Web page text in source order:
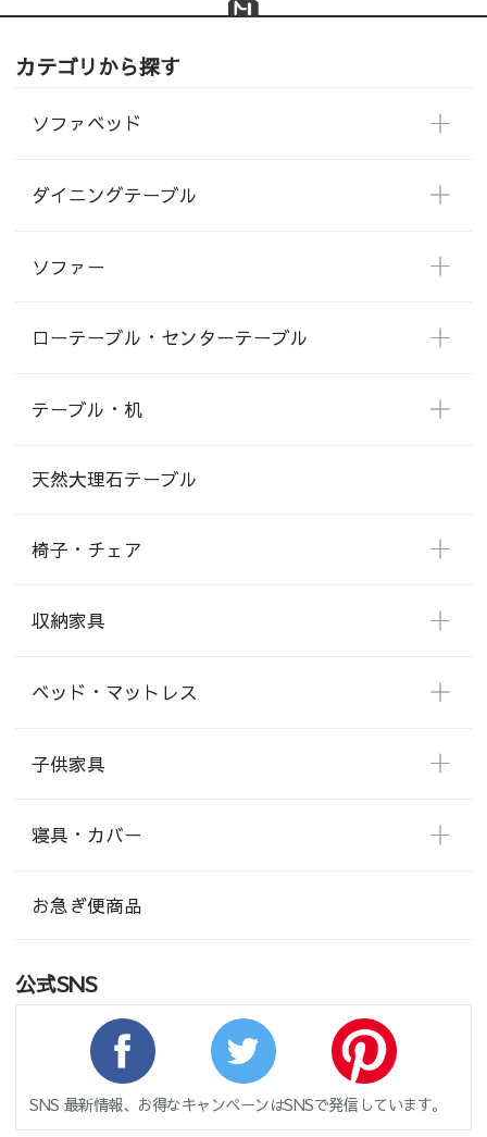
カテゴリから探す
ソファベッド
ダイニングテーブル
ソファー
ローテーブル・センターテーブル
テーブル・机
天然大理石テーブル
椅子・チェア
収納家具
ベッド・マットレス
子供家具
寝具・カバー
お急ぎ便商品
公式SNS
SNS 最新情報、お得なキャンペーンはSNSで発信しています。